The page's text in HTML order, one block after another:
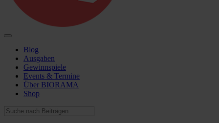
Blog
Ausgaben
Gewinnspiele
Events & Termine
Über BIORAMA
Shop